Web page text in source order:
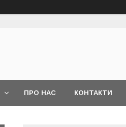
ПРО НАС КОНТАКТИ